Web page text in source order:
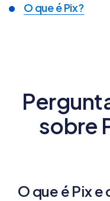
O que é Pix?
sobre
O que é Pix